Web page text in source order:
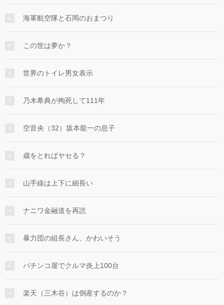
海軍航空隊と石岡のおまつり
この世は夢か？
世界のトイレ男女表示
乃木希典が殉死して111年
空音央（32）坂本龍一の息子
歳をとればヤセる？
山手線は上下に細長い
ナニワ金融道を再読
暴力団の組長さん、かわいそう
パチンコ屋でクルマ炎上100台
楽天（三木谷）は倒産するのか？